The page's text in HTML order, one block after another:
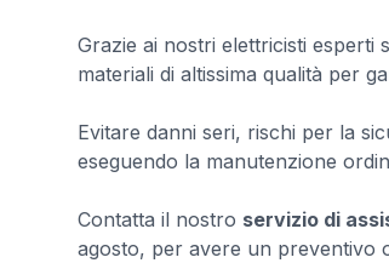
Grazie ai nostri elettricisti esperti
materiali di altissima qualità per
Evitare danni seri, rischi per la
eseguendo la manutenzione
Contatta il nostro servizio di
agosto, per avere un preventivo